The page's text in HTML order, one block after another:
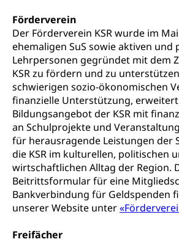
Förderverein
Der Förderverein KSR wurde im
ehemaligen SuS sowie aktiven und
Lehrpersonen gegründet mit dem
KSR zu fördern und zu
schwierigen sozio-ökonomischen
finanzielle Unterstützung,
Bildungsangebot der KSR mit
an Schulprojekte und
für herausragende Leistungen der
die KSR im kulturellen, politischen
wirtschaftlichen Alltag der Region.
Beitrittsformular für eine
Bankverbindung für Geldspenden
unserer Website unter
Freifächer
Musik, Entwicklung,
Filmförderung, Regionale
Werkankäufe, Kunstankäufe, Kunst
und Kultur, Kulturgesuche,
Kulturförderung und
Angebote für
Zentralschweizer
Mobilität
Schiene und öffentlicher
Schienenverkehr, Zugverkehr,
Transportmittel, öffentlicher Verkehr
Verkehrsverbund
Öffentlicher Verkehr
Schifffahrt
Schiffsverkehr, Binnenschifffahrt,